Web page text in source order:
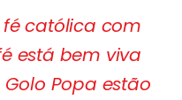
fé católica com
está bem viva
Golo Popa estão